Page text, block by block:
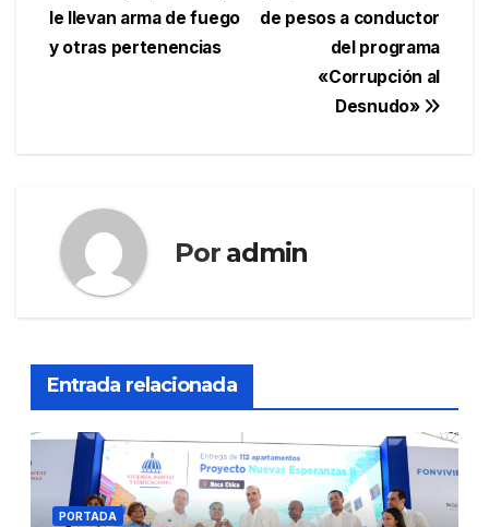
entradas
de pesos a conductor
del programa
«Corrupción al
Desnudo»
le llevan arma de fuego
y otras pertenencias
Por admin
Entrada relacionada
PORTADA